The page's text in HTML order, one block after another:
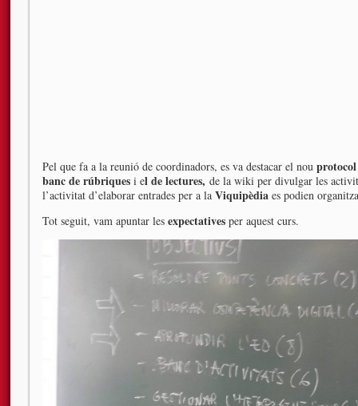
Pel que fa a la reunió de coordinadors, es va destacar el nou
banc de rúbriques i el de lectures, de la wiki per divulgar les
l’activitat d’elaborar entrades per a la Viquipèdia es podien
Tot seguit, vam apuntar les expectatives per aquest curs.